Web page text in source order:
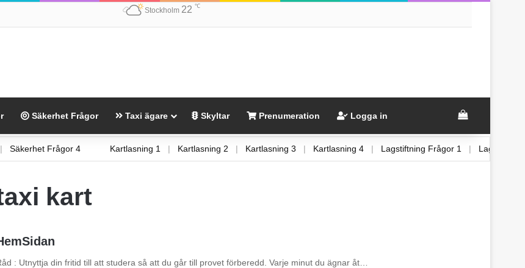
Stockholm 22 ℃
Säkerhet Frågor Taxi ägare Skyltar Prenumeration Logga in View your
| Säkerhet Frågor 4 Kartlasning 1 | Kartlasning 2 | Kartlasning 3 | Kartlasning 4 Lagstiftning Frågor 1
kart
: Utnyttja din fritid till att studera så att du går till provet förberedd. Varje minut du ägnar åt…